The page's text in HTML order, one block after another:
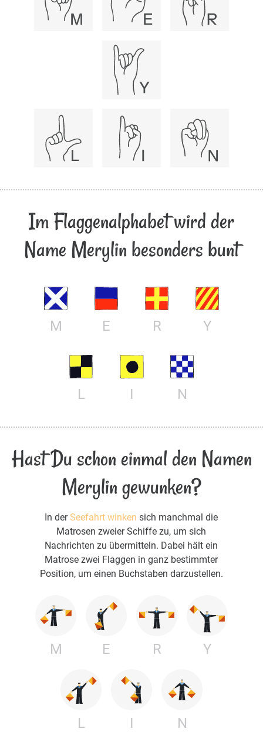
Im Flaggenalphabet wird der
Name Merylin besonders bunt
M E R Y
L I N
Hast Du schon einmal den Namen
Merylin gewunken?
In derSeefahrt winken sich manchmal die
Matrosen zweier Schiffe zu, um sich
Nachrichten zu übermitteln. Dabei hält ein
Matrose zwei Flaggen in ganz bestimmter
Position, um einen Buchstaben darzustellen.
M E R Y
L I N